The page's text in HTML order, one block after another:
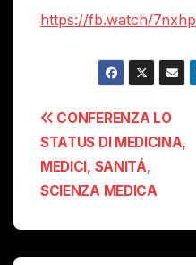
https://fb.watch/
Navigazione
articoli
CONFERENZA LO
STATUS DI MEDICINA,
MEDICI, SANITÁ,
SCIENZA MEDICA